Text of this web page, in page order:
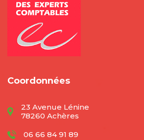
Coordonnées
23 Avenue Lénine
78260 Achères
06 66 84 91 89